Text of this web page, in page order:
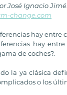
José Ignacio
change.com
hay entre
hay
de coches?.
la ya clásica
o los